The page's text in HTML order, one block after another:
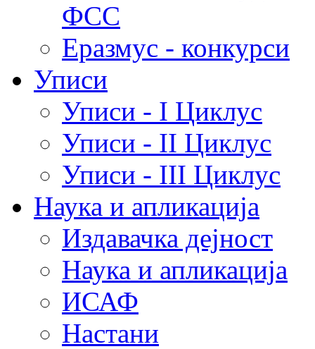
ФСС
Еразмус - конкурси
Уписи
Уписи - I Циклус
Уписи - II Циклус
Уписи - III Циклус
Наука и апликација
Издавачка дејност
Наука и апликација
ИСАФ
Настани